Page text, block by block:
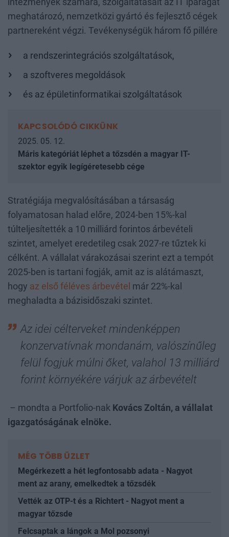
meghatározó, nemzetközi gyártó és fejlesztő cégek
partnereként végzi. Tevékenységük három fő pillére
a rendszerintegrációs szolgáltatások,
a szoftveres megoldások
és az épületinformatikai szolgáltatások
KAPCSOLÓDÓ CIKKÜNK
2025. 05. 12.
Máris kategóriát léphet a tőzsdén a magyar IT-
szektor egyik legígéretesebb cége
Stratégiája megvalósításában a társaság
folyamatosan halad előre, 2024-ben 15%-kal
túlteljesítették a 10 milliárd forintos árbevételi
szintet, amelyet eredetileg csak 2027-re tűztek ki
célként. A vállalat várakozásai szerint ezt a tempót
2025-ben is tartani fogják, amit az is alátámaszt,
hogy az első féléves árbevétel már 22%-kal
meghaladta a bázisidőszaki szintet.
Az idei célterveket mindenképpen
konzervatívnak mondanám, valószínűleg
felül fogjuk múlni őket, valahol 13 milliárd
forint környékére várjuk az árbevételt
– mondta a Portfolio-nak Kovács Zoltán, a vállalat
igazgatóságának elnöke.
MÉG TÖBB ÜZLET
Megérkezett a hét legfontosabb adata - Nagyot
ment az arany, emelkedtek a tőzsdék
Vették az OTP-t és a Richtert - Nagyot ment a
magyar tőzsde
Felcsaptak a lángok a Mol pozsonyi